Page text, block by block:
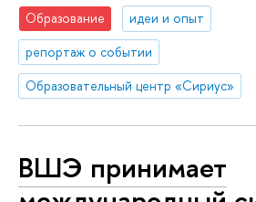
Образование
идеи и опыт
репортаж о событии
Образовательный центр «Сириус»
ВШЭ принимает